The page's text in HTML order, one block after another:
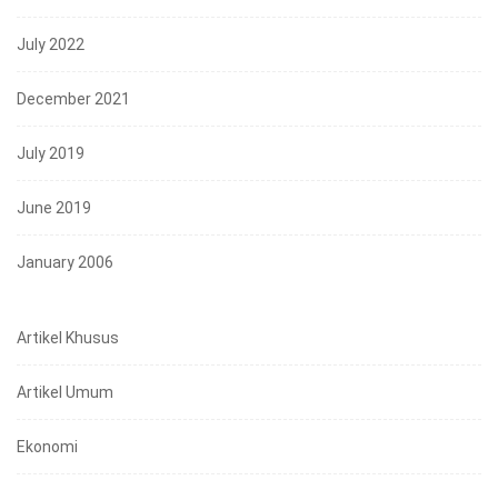
July 2022
December 2021
July 2019
June 2019
January 2006
Artikel Khusus
Artikel Umum
Ekonomi